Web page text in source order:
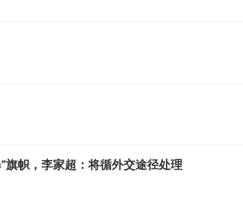
旗帜，李家超：将循外交途径处理